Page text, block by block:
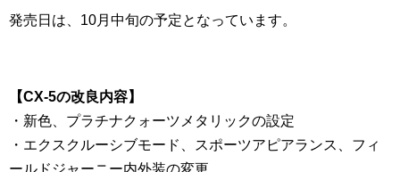
発売日は、10月中旬の予定となっています。
【CX-5の改良内容】
・新色、プラチナクォーツメタリックの設定
・エクスクルーシブモード、スポーツアピアランス、フィ